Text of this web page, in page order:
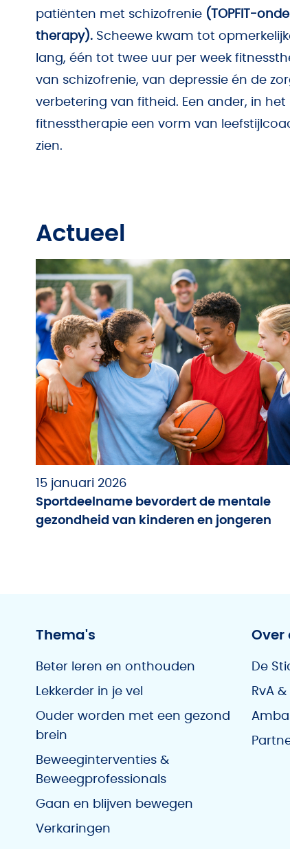
patiënten met schizofrenie (TOPFIT-
therapy). Scheewe kwam tot
lang, één tot twee uur per week
van schizofrenie, van depressie én de
verbetering van fitheid. Een ander, in
fitnesstherapie een vorm van
zien.
Actueel
15 januari 2026
Sportdeelname bevordert de mentale
gezondheid van kinderen en jongeren
Thema's
Beter leren en onthouden
Lekkerder in je vel
Ouder worden met een gezond
brein
Beweeginterventies &
Beweegprofessionals
Gaan en blijven bewegen
Verkaringen
Over
De
RvA